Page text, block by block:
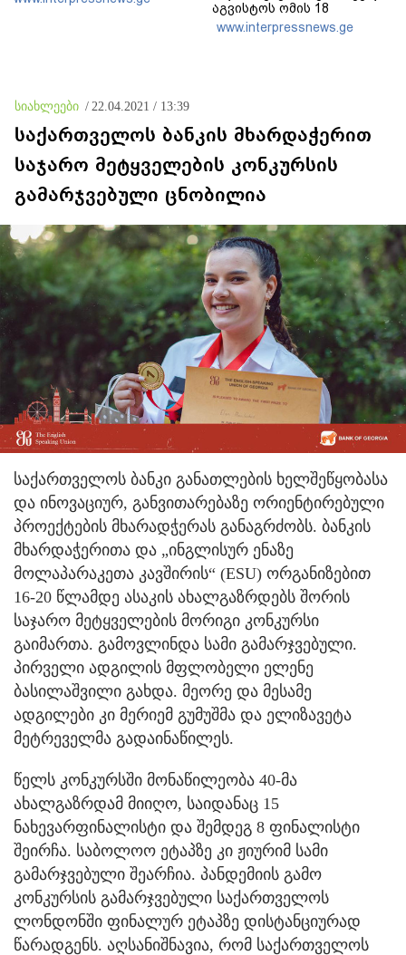
აგვისტოს ომის 18
წლისთავთან
დაკავშირებით ერთობლივ
www.interpressnews.ge
სიახლეები / 22.04.2021 / 13:39
საქართველოს ბანკის მხარდაჭერით
საჯარო მეტყველების კონკურსის
გამარჯვებული ცნობილია
საქართველოს ბანკი განათლების ხელშეწყობასა
და ინოვაციურ, განვითარებაზე ორიენტირებული
პროექტების მხარადჭერას განაგრძობს. ბანკის
მხარდაჭერითა და „ინგლისურ ენაზე
მოლაპარაკეთა კავშირის“ (ESU) ორგანიზებით
16-20 წლამდე ასაკის ახალგაზრდებს შორის
საჯარო მეტყველების მორიგი კონკურსი
გაიმართა. გამოვლინდა სამი გამარჯვებული.
პირველი ადგილის მფლობელი ელენე
ბასილაშვილი გახდა. მეორე და მესამე
ადგილები კი მერიემ გუმუშმა და ელიზავეტა
მეტრეველმა გადაინაწილეს.
წელს კონკურსში მონაწილეობა 40-მა
ახალგაზრდამ მიიღო, საიდანაც 15
ნახევარფინალისტი და შემდეგ 8 ფინალისტი
შეირჩა. საბოლოო ეტაპზე კი ჟიურიმ სამი
გამარჯვებული შეარჩია. პანდემიის გამო
კონკურსის გამარჯვებული საქართველოს
ლონდონში ფინალურ ეტაპზე დისტანციურად
წარადგენს. აღსანიშნავია, რომ საქართველოს